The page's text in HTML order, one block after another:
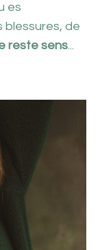
es
de
reste sens...